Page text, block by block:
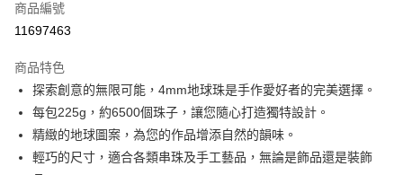
超商取貨付款
街口支付
悠遊付
運送方式
商品編號
11697463
商品特色
探索創意的無限可能，4mm地球珠是手作愛好者的完美選擇。
每包225g，約6500個珠子，讓您隨心打造獨特設計。
精緻的地球圖案，為您的作品增添自然的韻味。
輕巧的尺寸，適合各類串珠及手工藝品，無論是飾品還是裝飾